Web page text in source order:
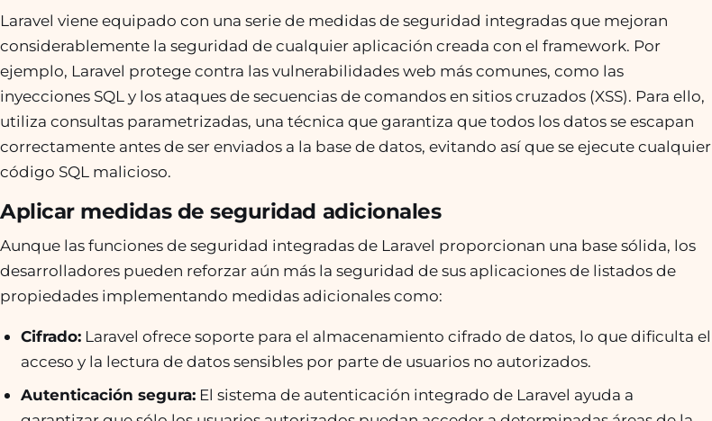
Laravel viene equipado con una serie de medidas de seguridad integradas que mejoran
considerablemente la seguridad de cualquier aplicación creada con el framework. Por
ejemplo, Laravel protege contra las vulnerabilidades web más comunes, como las
inyecciones SQL y los ataques de secuencias de comandos en sitios cruzados (XSS). Para ello,
utiliza consultas parametrizadas, una técnica que garantiza que todos los datos se escapan
correctamente antes de ser enviados a la base de datos, evitando así que se ejecute cualquier
código SQL malicioso.
Aplicar medidas de seguridad adicionales
Aunque las funciones de seguridad integradas de Laravel proporcionan una base sólida, los
desarrolladores pueden reforzar aún más la seguridad de sus aplicaciones de listados de
propiedades implementando medidas adicionales como:
Cifrado: Laravel ofrece soporte para el almacenamiento cifrado de datos, lo que dificulta el
acceso y la lectura de datos sensibles por parte de usuarios no autorizados.
Autenticación segura: El sistema de autenticación integrado de Laravel ayuda a